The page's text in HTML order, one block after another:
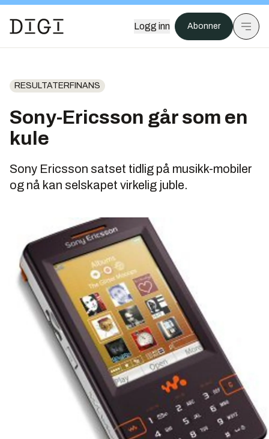
Logg inn Abonner
RESULTATERFINANS
Sony-Ericsson går som en
kule
Sony Ericsson satset tidlig på musikk-mobiler
og nå kan selskapet virkelig juble.